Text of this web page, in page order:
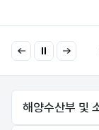
이
다
국고보조금 부정수급 제보
해양수산부 및